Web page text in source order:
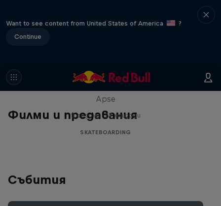
Want to see content from United States of America
?
Continue
Филми и предавания
Skate Tales
Apse
5 сезони · 27 епизоди
SKATEBOARDING
Събития